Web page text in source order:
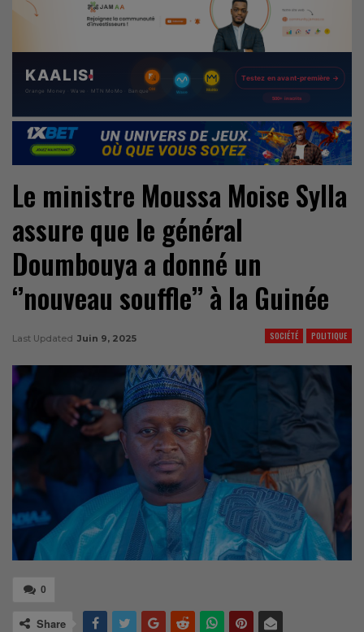
Le ministre Moussa Moise Sylla
assure que le général
Doumbouya a donné un
‘’nouveau souffle’’ à la Guinée
SOCIÉTÉ POLITIQUE
Last Updated Juin 9, 2025
0
Share